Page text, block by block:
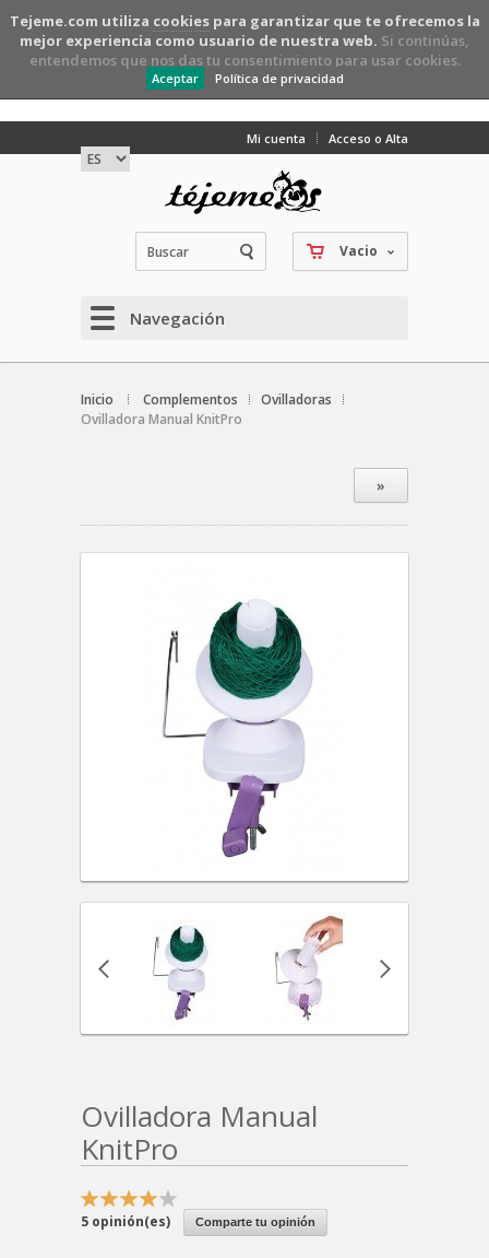
Tejeme.com utiliza cookiespara garantizar que te ofrecemos la
mejor experiencia como usuario de nuestra web. Si continúas,
entendemos que nos das tu consentimiento para usar cookies.
Aceptar Política de privacidad
Mi cuenta Acceso o Alta
Vacio
Navegación
Inicio Complementos
Ovilladoras
Ovilladora Manual KnitPro
»
Ovilladora Manual
KnitPro
5 opinión(es) Comparte tu opinión